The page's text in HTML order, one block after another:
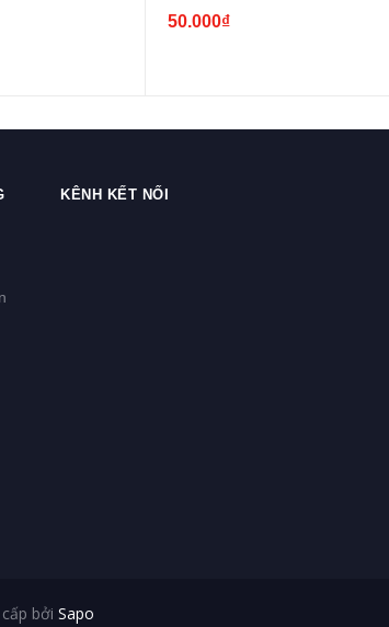
50.000₫
KÊNH KẾT NỐI
bởi Sapo